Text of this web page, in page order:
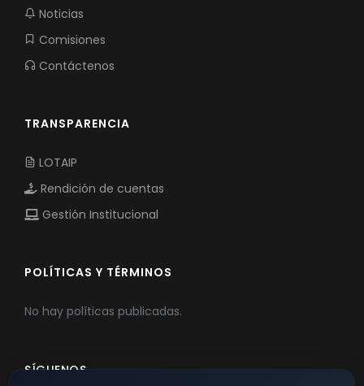
Noticias
Comisiones
Contáctenos
TRANSPARENCIA
LOTAIP
Rendición de cuentas
Gestión Institucional
POLÍTICAS Y TÉRMINOS
No hay políticas publicadas.
SÍGUENOS